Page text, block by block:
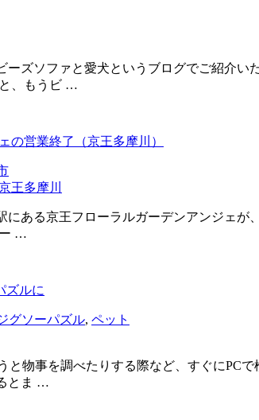
ーズソファと愛犬というブログでご紹介
、もうビ …
の営業終了（京王多摩川）
王多摩川
にある京王フローラルガーデンアンジェ
ー …
ズルに
グソーパズル, ペット
と物事を調べたりする際など、すぐにPC
とま …